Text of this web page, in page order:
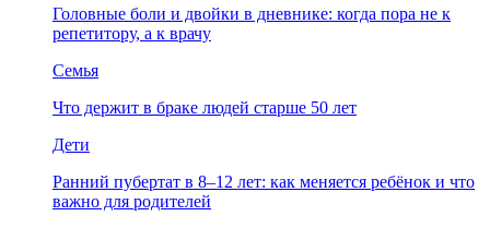
Головные боли и двойки в дневнике: когда пора не к
репетитору, а к врачу
Семья
Что держит в браке людей старше 50 лет
Дети
Ранний пубертат в 8–12 лет: как меняется ребёнок и что
важно для родителей